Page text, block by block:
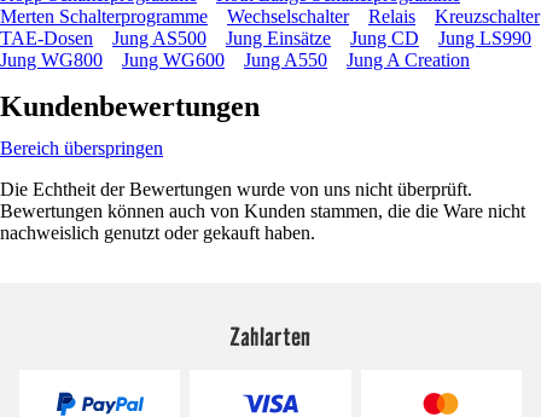
Merten Schalterprogramme
Wechselschalter Relais
Kreuzschalter
TAE-Dosen
Jung AS500 Jung Einsätze Jung CD
Jung LS990
Jung WG800
Jung WG600 Jung A550 Jung A Creation
Kundenbewertungen
Bereich überspringen
Die Echtheit der Bewertungen wurde von uns nicht überprüft.
Bewertungen können auch von Kunden stammen, die die Ware nicht
nachweislich genutzt oder gekauft haben.
Zahlarten